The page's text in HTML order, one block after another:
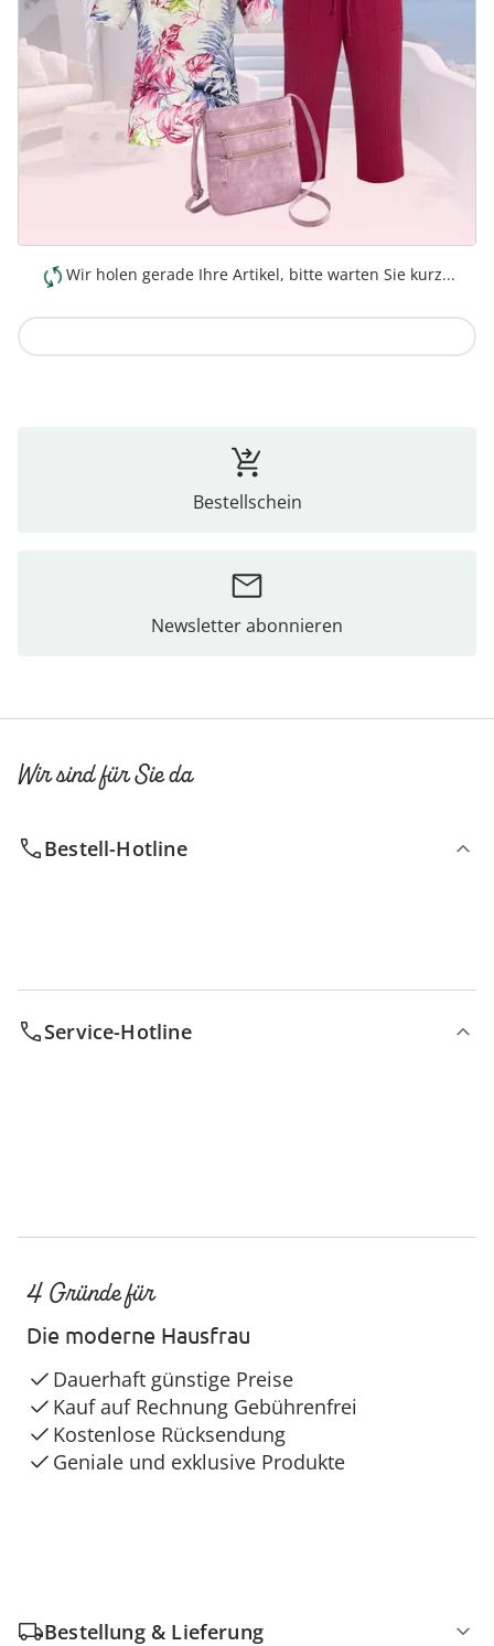
Wir holen gerade Ihre Artikel, bitte warten Sie kurz...
Bestellschein
Newsletter abonnieren
Wir sind für Sie da
Bestell-Hotline
Service-Hotline
4 Gründe für
Die moderne Hausfrau
Dauerhaft günstige Preise
Kauf auf Rechnung Gebührenfrei
Kostenlose Rücksendung
Geniale und exklusive Produkte
Bestellung & Lieferung